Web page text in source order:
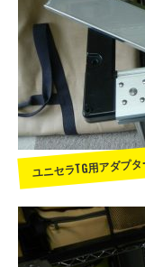
ユニセラTG用アダプ